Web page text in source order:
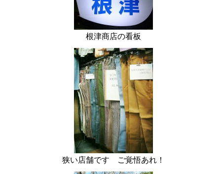
根津商店の看板
狭い店舗です ご覚悟あれ！